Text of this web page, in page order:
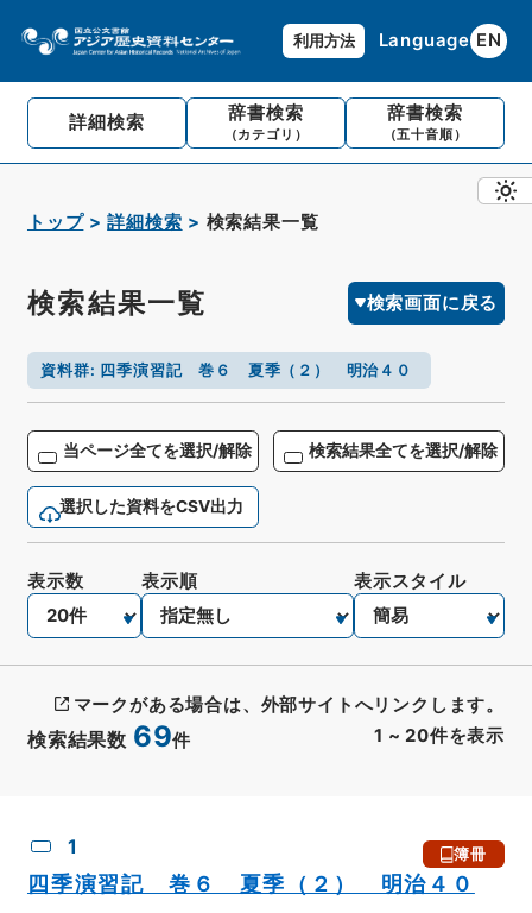
利用方法 Language EN
詳細検索 辞書検索
（カテゴリ）
辞書検索
（五十音順）
トップ 詳細検索 検索結果一覧
検索結果一覧 検索画面に戻る
資料群: 四季演習記 巻６ 夏季（２） 明治４０
当ページ全てを選択/解除 検索結果全てを選択/解除
選択した資料をCSV出力
検索結果数 69件 1 ~ 20件を表示
表示数 表示順 表示スタイル
マークがある場合は、外部サイトへリンクします。
1 簿冊
四季演習記 巻６ 夏季（２） 明治４０